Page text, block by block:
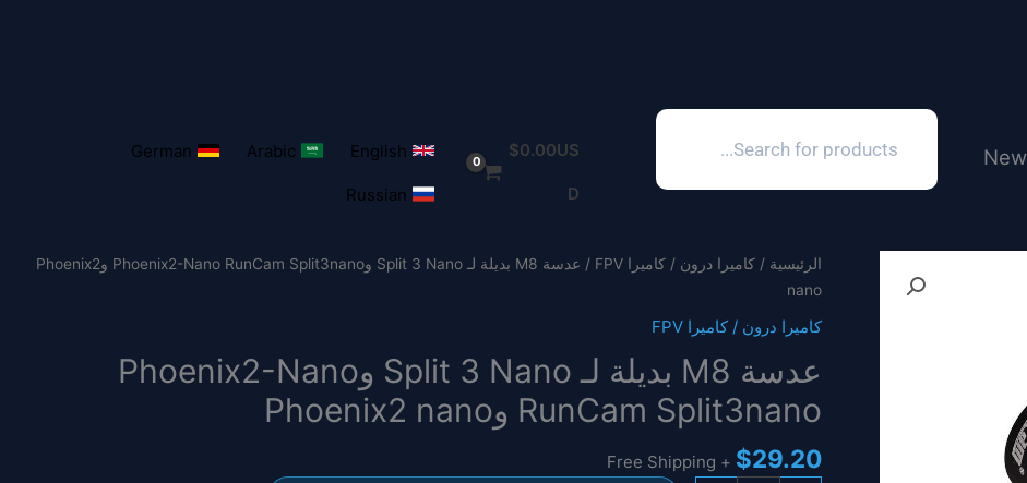
search
$0.00US
D
English
Arabic
German
Russian
الرئيسية /كاميرا درون / كاميرا FPV
/ عدسة M8 بديلة لـ Split 3 Nano وPhoenix2-Nano RunCam Split3nano وPhoenix2
nano
كاميرا درون / كاميرا FPV
عدسة M8 بديلة لـ Split 3 Nano وPhoenix2-Nano
RunCam Split3nano وPhoenix2 nano
$29.20
+ Free Shipping